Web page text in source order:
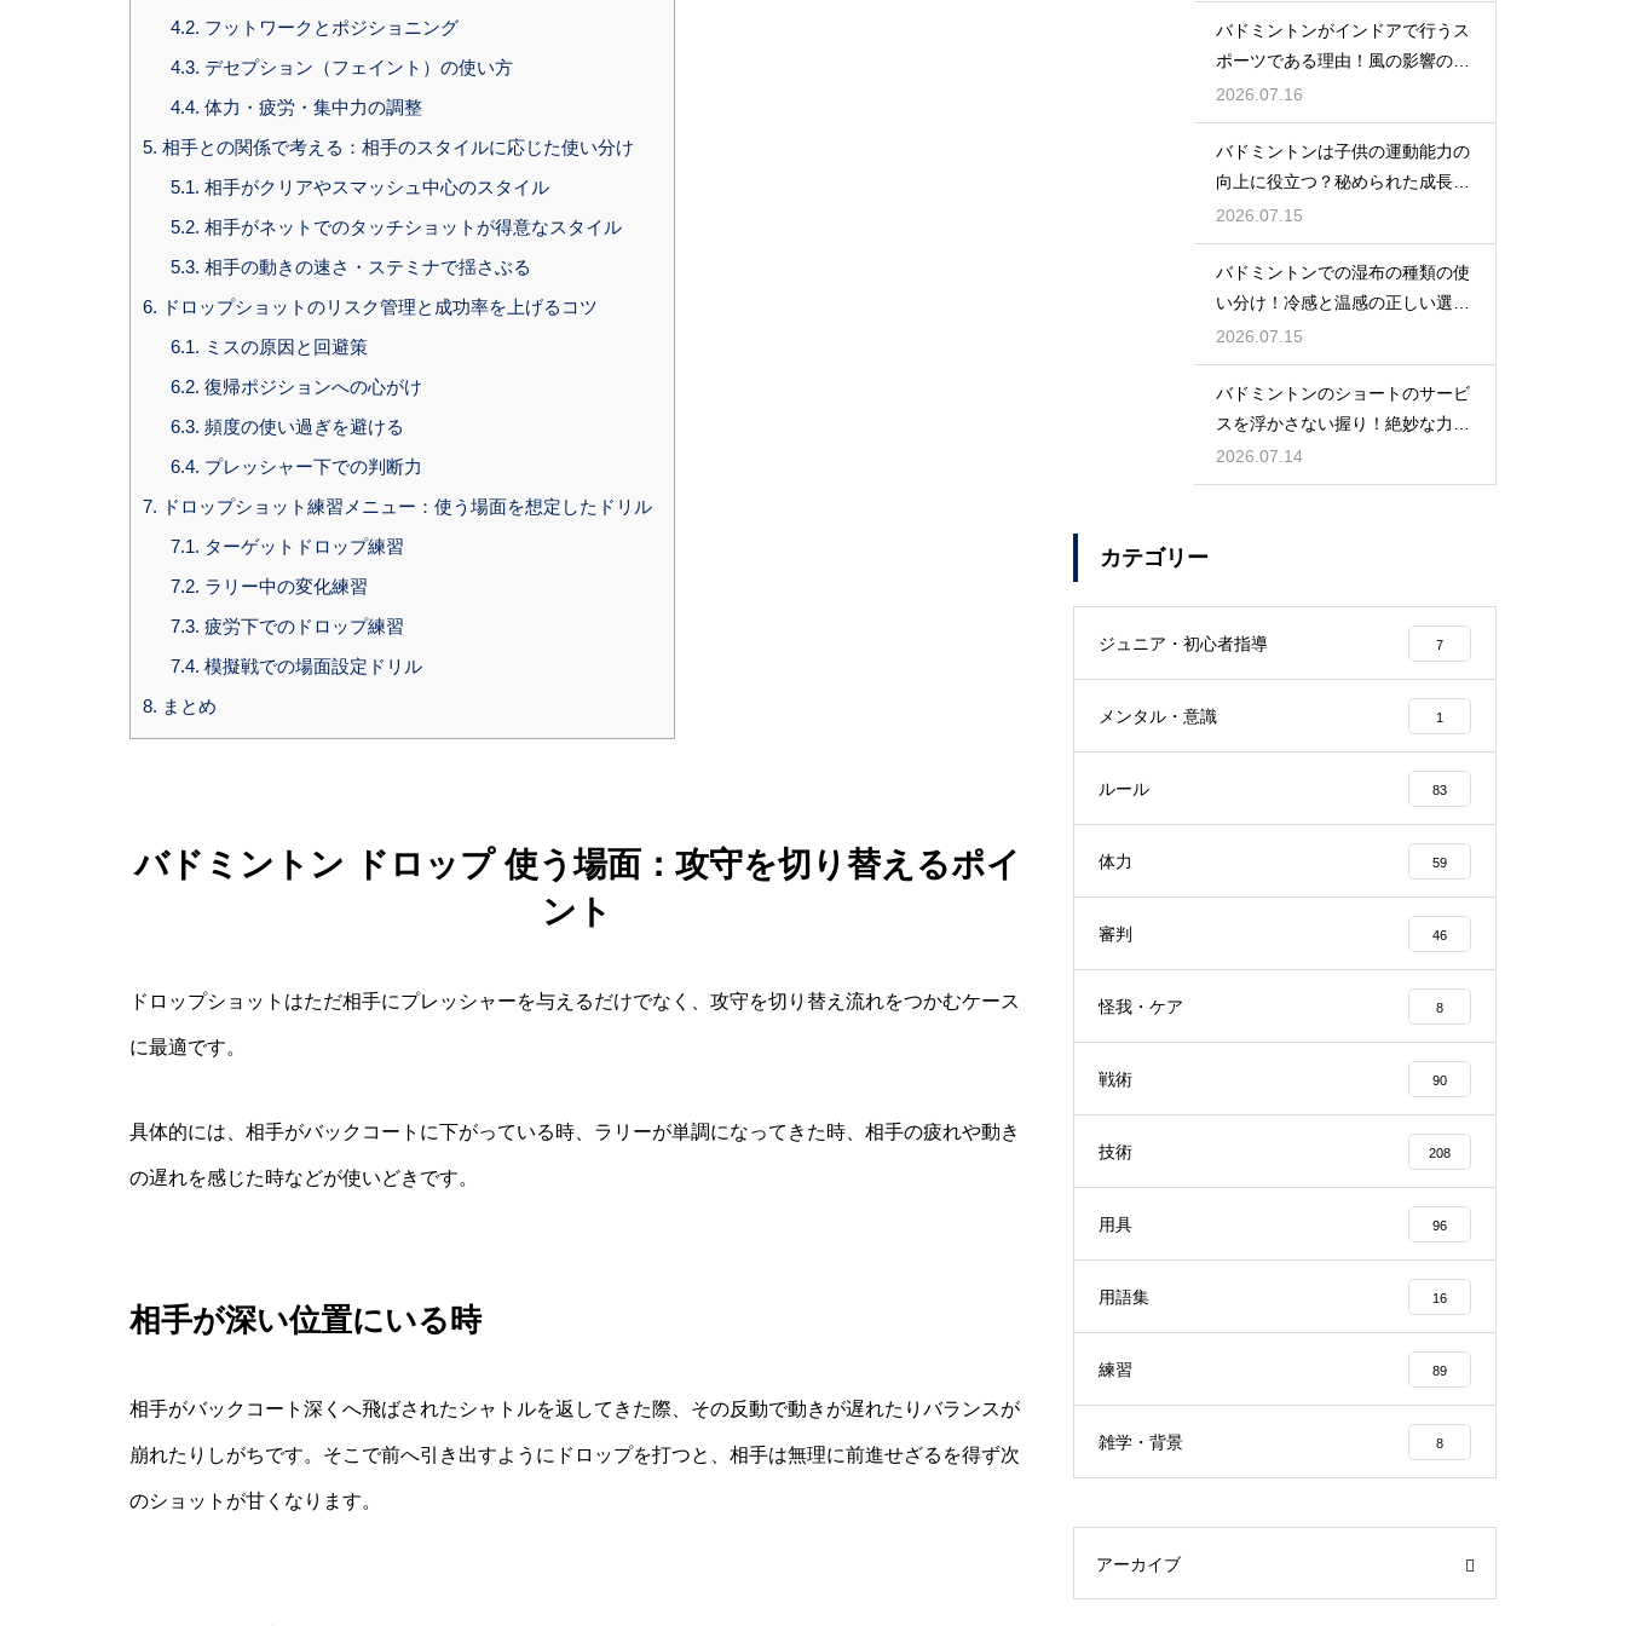
4.2. フットワークとポジショニング
4.3. デセプション（フェイント）の使い方
4.4. 体力・疲労・集中力の調整
5. 相手との関係で考える：相手のスタイルに応じた使い分け
5.1. 相手がクリアやスマッシュ中心のスタイル
5.2. 相手がネットでのタッチショットが得意なスタイル
5.3. 相手の動きの速さ・ステミナで揺さぶる
6. ドロップショットのリスク管理と成功率を上げるコツ
6.1. ミスの原因と回避策
6.2. 復帰ポジションへの心がけ
6.3. 頻度の使い過ぎを避ける
6.4. プレッシャー下での判断力
7. ドロップショット練習メニュー：使う場面を想定したドリル
7.1. ターゲットドロップ練習
7.2. ラリー中の変化練習
7.3. 疲労下でのドロップ練習
7.4. 模擬戦での場面設定ドリル
8. まとめ
バドミントン ドロップ 使う場面：攻守を切り替えるポイ
ント
ドロップショットはただ相手にプレッシャーを与えるだけでなく、攻守を切り替え流れをつかむケース
に最適です。
具体的には、相手がバックコートに下がっている時、ラリーが単調になってきた時、相手の疲れや動き
の遅れを感じた時などが使いどきです。
相手が深い位置にいる時
相手がバックコート深くへ飛ばされたシャトルを返してきた際、その反動で動きが遅れたりバランスが
崩れたりしがちです。そこで前へ引き出すようにドロップを打つと、相手は無理に前進せざるを得ず次
のショットが甘くなります。
バドミントンがインドアで行うス
ポーツである理由！風の影響の大
きさ
2026.07.16
バドミントンは子供の運動能力の
向上に役立つ？秘められた成長効
果
2026.07.15
バドミントンでの湿布の種類の使
い分け！冷感と温感の正しい選び
方
2026.07.15
バドミントンのショートのサービ
スを浮かさない握り！絶妙な力加
減のコツ
2026.07.14
カテゴリー
ジュニア・初心者指導 7
メンタル・意識 1
ルール 83
体力 59
審判 46
怪我・ケア 8
戦術 90
技術 208
用具 96
用語集 16
練習 89
雑学・背景 8
アーカイブ